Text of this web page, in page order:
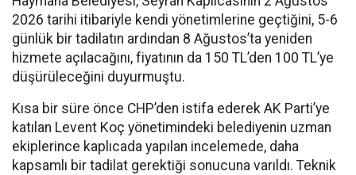
2026 tarihi itibariyle kendi yönetimlerine geçtiğini, 5-6
günlük bir tadilatın ardından 8 Ağustos’ta yeniden
hizmete açılacağını, fiyatının da 150 TL’den 100 TL’ye
düşürüleceğini duyurmuştu.
Kısa bir süre önce CHP’den istifa ederek AK Parti’ye
katılan Levent Koç yönetimindeki belediyenin uzman
ekiplerince kaplıcada yapılan incelemede, daha
kapsamlı bir tadilat gerektiği sonucuna varıldı. Teknik